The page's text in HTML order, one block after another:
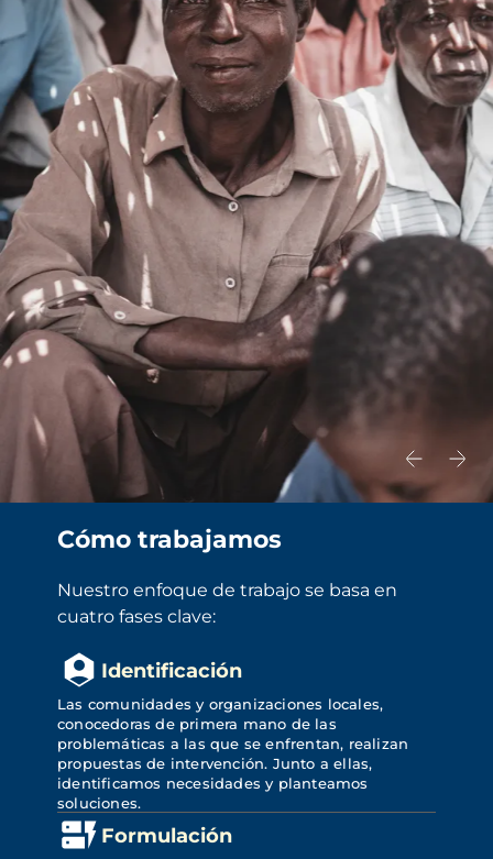
Cómo trabajamos
Nuestro enfoque de trabajo se basa en
cuatro fases clave:
Identificación
Las comunidades y organizaciones locales,
conocedoras de primera mano de las
problemáticas a las que se enfrentan, realizan
propuestas de intervención. Junto a ellas,
identificamos necesidades y planteamos
soluciones.
Formulación